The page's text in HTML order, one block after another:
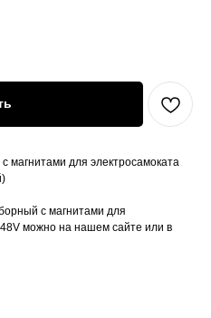
магнитами для электросамоката
с магнитами для
можно на нашем сайте или в